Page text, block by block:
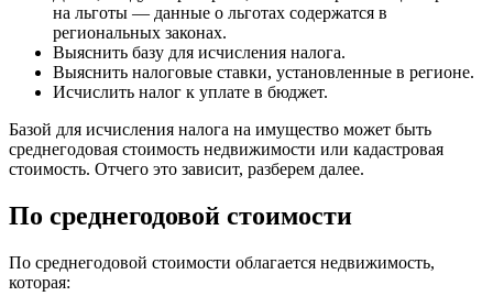
на льготы — данные о льготах содержатся в
региональных законах.
Выяснить базу для исчисления налога.
Выяснить налоговые ставки, установленные в регионе.
Исчислить налог к уплате в бюджет.
Базой для исчисления налога на имущество может быть
среднегодовая стоимость недвижимости или кадастровая
стоимость. Отчего это зависит, разберем далее.
По среднегодовой стоимости
По среднегодовой стоимости облагается недвижимость,
которая: